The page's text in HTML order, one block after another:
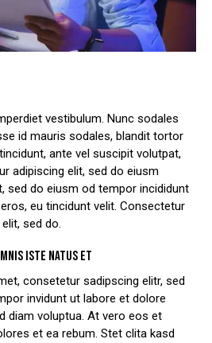
vestibulum. Nunc sodales
id mauris sodales, blandit tortor
ante vel suscipit volutpat,
adipiscing elit, sed do eiusm
sed do eiusm od tempor incididunt
eu tincidunt velit. Consectetur
sed do.
ISTE NATUS ET
consetetur sadipscing elitr, sed
invidunt ut labore et dolore
diam voluptua. At vero eos et
et ea rebum. Stet clita kasd